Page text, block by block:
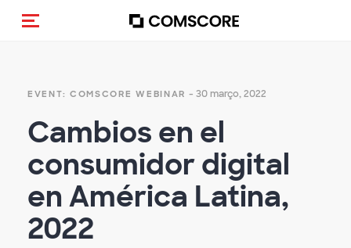
Alternar navegação
EVENT: COMSCORE WEBINAR - 30 março, 2022
Cambios en el
consumidor digital
en América Latina,
2022